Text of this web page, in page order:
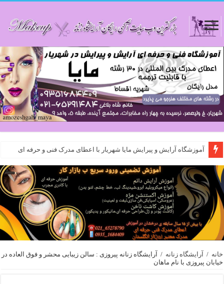
آموزشگاه آرایش و پیرایش مایا شهریار با اعطای مدرک فنی و حرفه ای
خانه / آرایشگاه زنانه / آرایشگاه زنانه پیروزی : سالن زیبایی محشر و فوق العاده در
خیابان پیروزی با نام ماهان